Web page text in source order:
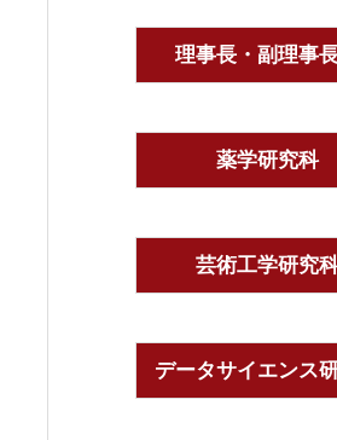
理事長・副理事
薬学研究科
芸術工学研究
データサイエンス